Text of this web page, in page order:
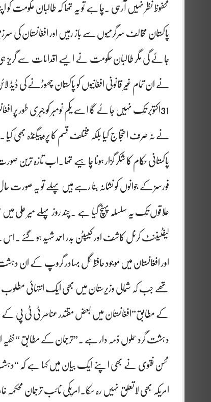
محفوظ نظر نہیں آرہی ۔چاہے تو یہ تھا کہ طالبان حکومت کو
پاکستان مخالف سرگرمیوں سے باز رہیں اور افغانستان کی
جائے گی مگر طالبان حکومت نے ایسے اقدامات سے گریز ہی
نے ان تمام غیر قانونی افغانیوں کو پاکستان چھوڑنے کی
31اکتوبر تک نہیں جائے گا اسے یکم نومبر کو جبری طور
نے نہ صرف احتجاج کیا بلکہ مختلف قسم کا پروپیگنڈہ بھی کیا
پاکستانی حکام کا شکر گزار ہونا چاہیے تھا۔اب تازہ
فورسز کے جوانوں کو نشانہ بنا رہے ہیں پہلے تو یہ صورت حال
علاقوں تک یہ سلسلہ پہنچ گیا ہے ۔چند روز پہلے میر علی
لیفٹیننٹ کرنل کاشف اور کیپٹن بدر احمد شہید ہو گئے ۔اس
اور افغانستان میں موجود حافظ گل بہادر گروپ کے ان
دہشت گرد حملوں ذمہ دار ہے ۔”ترجمان کے مطابق
محسن نقوی نے بھی اپنے ایک بیان میں کہا ہے کہ
امریکہ بھی لاتعلق نہیں رہ سکا۔امریکی نائب ترجمان